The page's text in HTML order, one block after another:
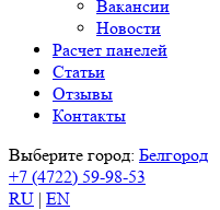
Вакансии
Новости
Расчет панелей
Статьи
Отзывы
Контакты
Выберите город: Белгород
+7 (4722) 59-98-53
RU | EN